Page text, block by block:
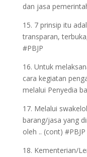
dan jasa
15. 7 prinsip itu
transparan,
#PBJP
16. Untuk
cara kegiatan
melalui Penyedia
17. Melalui
barang/jasa yang
oleh .. (cont) #PBJP
18. Kementerian/